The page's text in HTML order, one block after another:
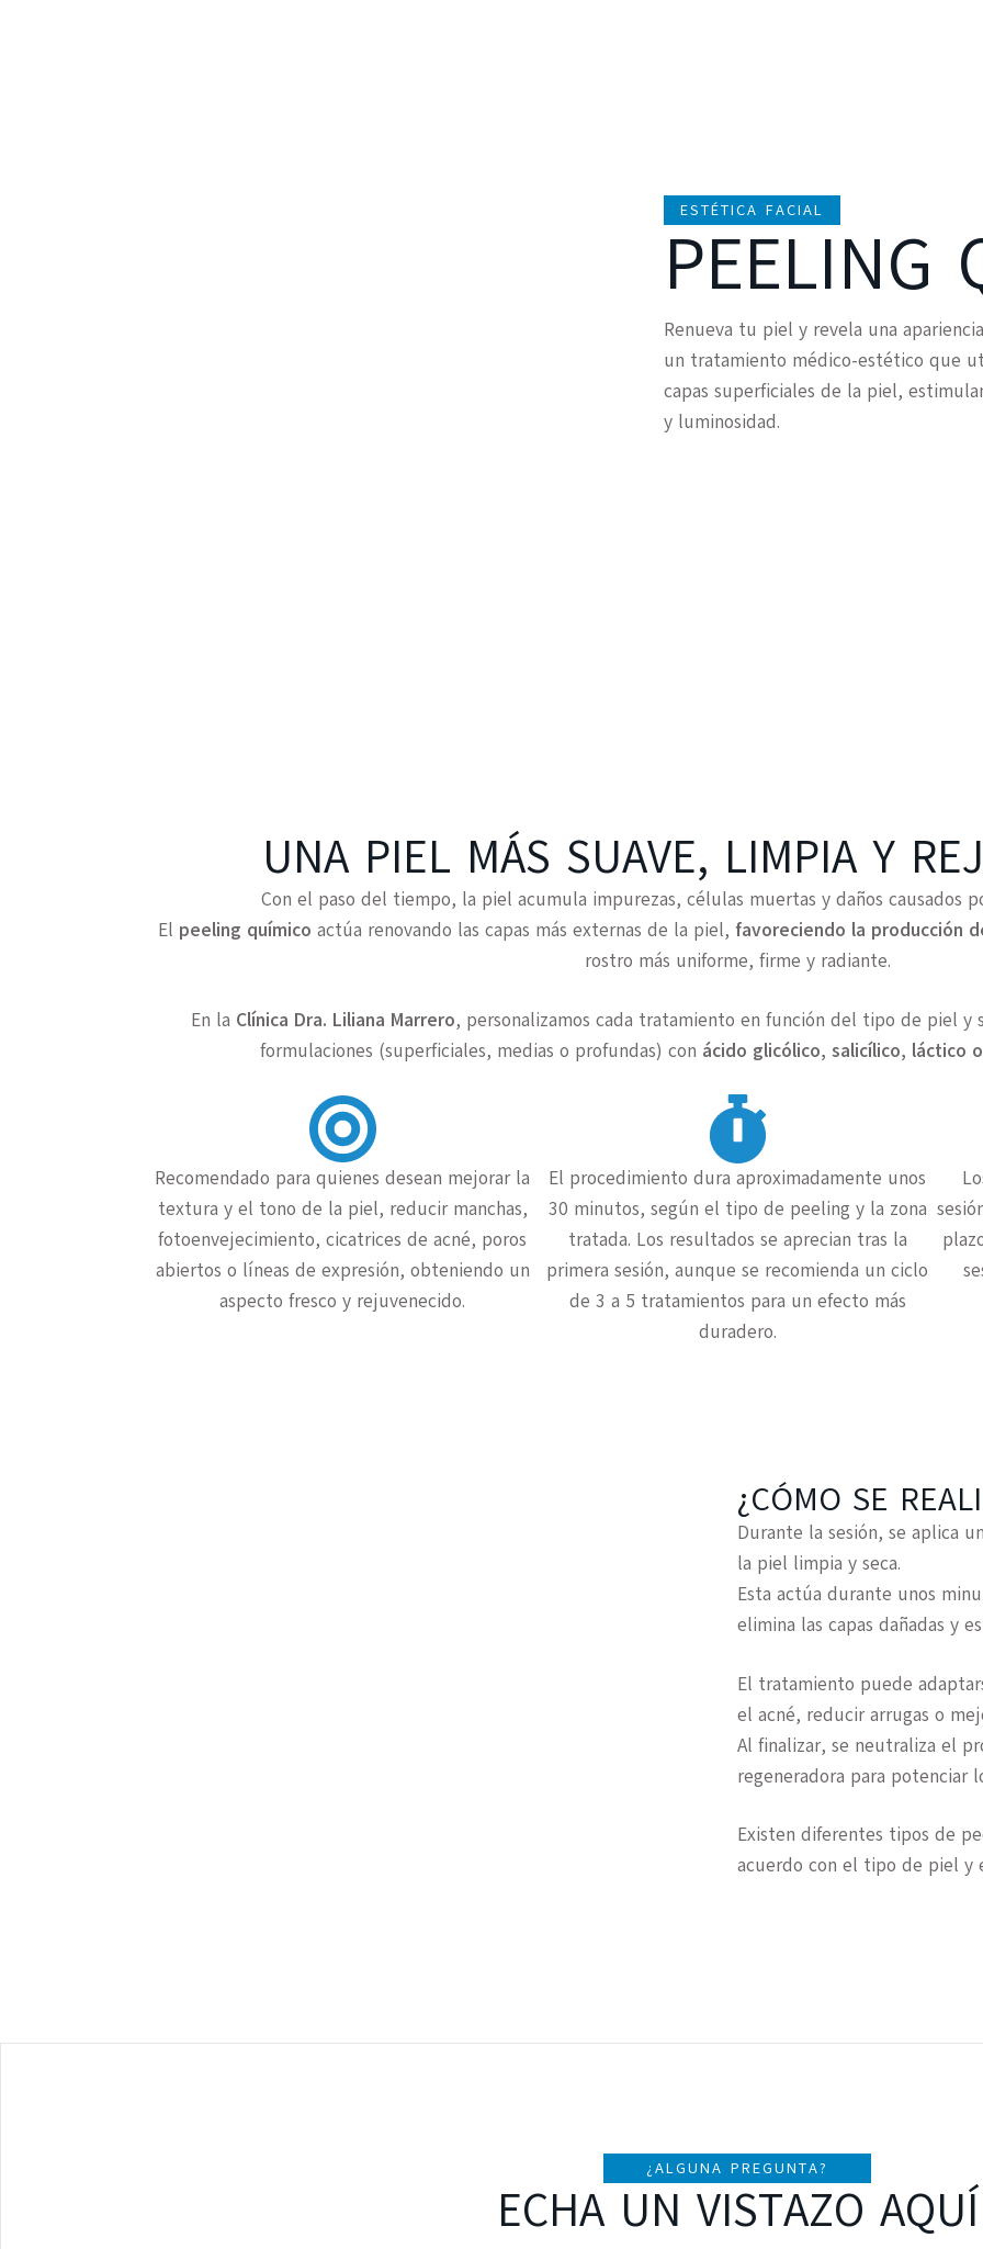
ESTÉTICA FACIAL
PEELING
Renueva tu piel y revela una
un tratamiento médico-estético que
capas superficiales de la piel,
y luminosidad.
UNA PIEL MÁS SUAVE, LIMPIA Y
Con el paso del tiempo, la piel acumula impurezas, células muertas y daños causados
El peeling químico actúa renovando las capas más externas de la piel, favoreciendo la producción
rostro más uniforme, firme y radiante.
En la Clínica Dra. Liliana Marrero, personalizamos cada tratamiento en función del tipo de piel y
formulaciones (superficiales, medias o profundas) con ácido glicólico, salicílico, láctico
Recomendado para quienes desean mejorar la
textura y el tono de la piel, reducir manchas,
fotoenvejecimiento, cicatrices de acné, poros
abiertos o líneas de expresión, obteniendo un
aspecto fresco y rejuvenecido.
El procedimiento dura aproximadamente unos
30 minutos, según el tipo de peeling y la zona
tratada. Los resultados se aprecian tras la
primera sesión, aunque se recomienda un ciclo
de 3 a 5 tratamientos para un efecto más
duradero.
¿CÓMO SE
Durante la sesión, se aplica
la piel limpia y seca.
Esta actúa durante unos
elimina las capas dañadas y
El tratamiento puede
el acné, reducir arrugas o
Al finalizar, se neutraliza el
regeneradora para potenciar
Existen diferentes tipos de
acuerdo con el tipo de piel y
¿ALGUNA PREGUNTA?
ECHA UN VISTAZO AQUÍ